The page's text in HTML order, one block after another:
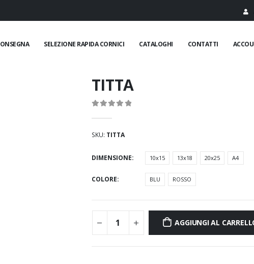
SELEZIONE RAPIDA CORNICI CATALOGHI CONTATTI
TITTA
SKU: TITTA
DIMENSIONE 10x15 13x18 20x25 A4
COLORE BLU ROSSO
AGGIUNGI AL